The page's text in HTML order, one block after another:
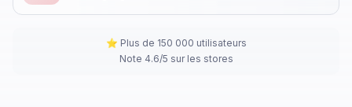
⭐ Plus de 150 000 utilisateurs
Note 4.6/5 sur les stores